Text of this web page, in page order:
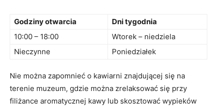
Godziny otwarcia
Dni tygodnia
10:00 – 18:00
Wtorek – niedziela
Nieczynne
Poniedziałek
Nie można zapomnieć o kawiarni znajdującej się na
terenie muzeum, gdzie można zrelaksować się przy
filiżance aromatycznej kawy lub skosztować wypieków